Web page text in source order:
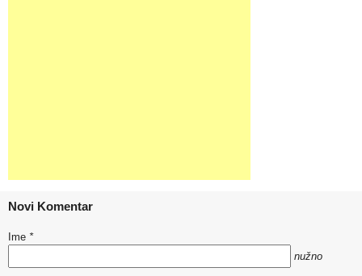
Novi Komentar
Ime *
nužno